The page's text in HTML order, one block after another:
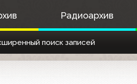
Радиоархив
поиск записей